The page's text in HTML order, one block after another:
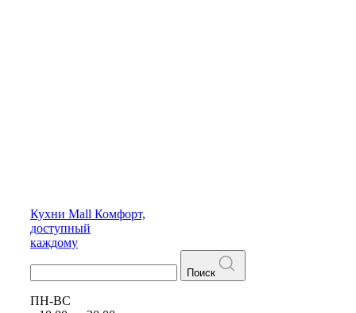
Кухни Mall Комфорт,
доступный
каждому
Поиск
ПН-ВС